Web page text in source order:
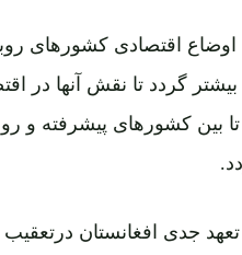
اقتصادی کشورهای
بیشتر گردد تا نقش آنها در
بین کشورهای پیشرفته و
جدی افغانستان